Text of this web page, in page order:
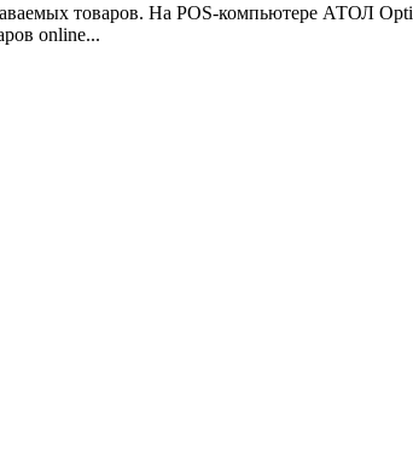
товаров. На POS-компьютере АТОЛ
online...